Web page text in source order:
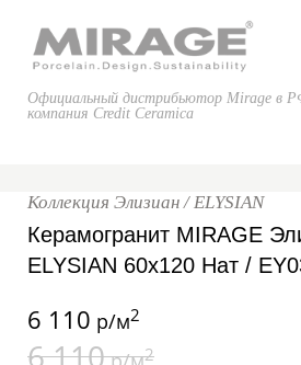
Официальный дистрибьютор Mirage в
компания Credit Ceramica
Коллекция Элизиан / ELYSIAN
Керамогранит MIRAGE
ELYSIAN 60x120 Нат /
6 110 р/м2
6 110 2